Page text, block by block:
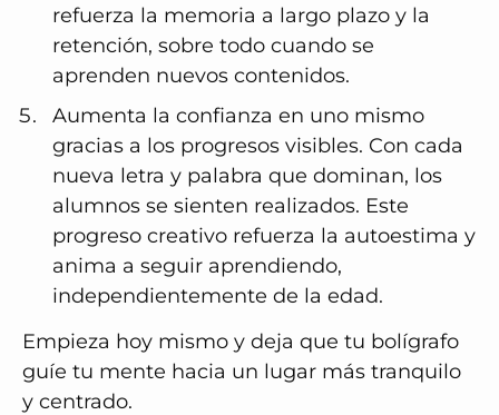
refuerza la memoria a largo plazo y la
retención, sobre todo cuando se
aprenden nuevos contenidos.
Aumenta la confianza en uno mismo
gracias a los progresos visibles. Con cada
nueva letra y palabra que dominan, los
alumnos se sienten realizados. Este
progreso creativo refuerza la autoestima y
anima a seguir aprendiendo,
independientemente de la edad.
Empieza hoy mismo y deja que tu bolígrafo
guíe tu mente hacia un lugar más tranquilo
y centrado.